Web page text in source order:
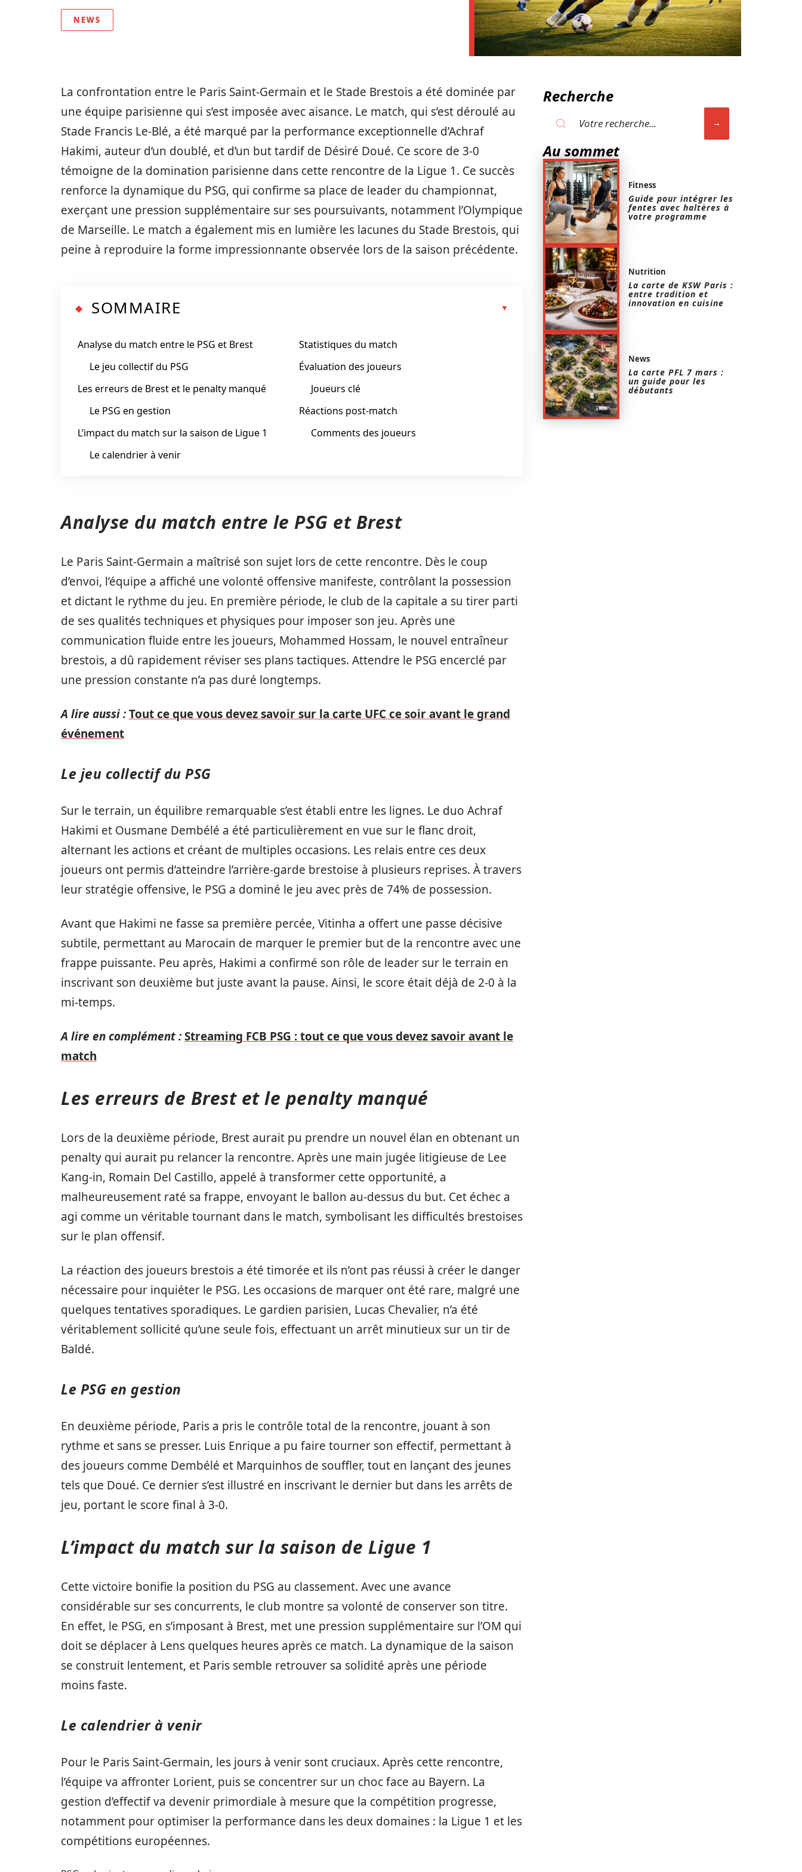
NEWS
La confrontation entre le Paris Saint-Germain et le Stade Brestois a été dominée par
une équipe parisienne qui s’est imposée avec aisance. Le match, qui s’est déroulé au
Stade Francis Le-Blé, a été marqué par la performance exceptionnelle d’Achraf
Hakimi, auteur d’un doublé, et d’un but tardif de Désiré Doué. Ce score de 3-0
témoigne de la domination parisienne dans cette rencontre de la Ligue 1. Ce succès
renforce la dynamique du PSG, qui confirme sa place de leader du championnat,
exerçant une pression supplémentaire sur ses poursuivants, notamment l’Olympique
de Marseille. Le match a également mis en lumière les lacunes du Stade Brestois, qui
peine à reproduire la forme impressionnante observée lors de la saison précédente.
SOMMAIRE
Analyse du match entre le PSG et Brest
Le jeu collectif du PSG
Les erreurs de Brest et le penalty manqué
Le PSG en gestion
L’impact du match sur la saison de Ligue 1
Le calendrier à venir
Statistiques du match
Évaluation des joueurs
Joueurs clé
Réactions post-match
Comments des joueurs
Analyse du match entre le PSG et Brest
Le Paris Saint-Germain a maîtrisé son sujet lors de cette rencontre. Dès le coup
d’envoi, l’équipe a affiché une volonté offensive manifeste, contrôlant la possession
et dictant le rythme du jeu. En première période, le club de la capitale a su tirer parti
de ses qualités techniques et physiques pour imposer son jeu. Après une
communication fluide entre les joueurs, Mohammed Hossam, le nouvel entraîneur
brestois, a dû rapidement réviser ses plans tactiques. Attendre le PSG encerclé par
une pression constante n’a pas duré longtemps.
A lire aussi :Tout ce que vous devez savoir sur la carte UFC ce soir avant le grand
événement
Le jeu collectif du PSG
Sur le terrain, un équilibre remarquable s’est établi entre les lignes. Le duo Achraf
Hakimi et Ousmane Dembélé a été particulièrement en vue sur le flanc droit,
alternant les actions et créant de multiples occasions. Les relais entre ces deux
joueurs ont permis d’atteindre l’arrière-garde brestoise à plusieurs reprises. À travers
leur stratégie offensive, le PSG a dominé le jeu avec près de 74% de possession.
Avant que Hakimi ne fasse sa première percée, Vitinha a offert une passe décisive
subtile, permettant au Marocain de marquer le premier but de la rencontre avec une
frappe puissante. Peu après, Hakimi a confirmé son rôle de leader sur le terrain en
inscrivant son deuxième but juste avant la pause. Ainsi, le score était déjà de 2-0 à la
mi-temps.
A lire en complément :Streaming FCB PSG : tout ce que vous devez savoir avant le
match
Les erreurs de Brest et le penalty manqué
Lors de la deuxième période, Brest aurait pu prendre un nouvel élan en obtenant un
penalty qui aurait pu relancer la rencontre. Après une main jugée litigieuse de Lee
Kang-in, Romain Del Castillo, appelé à transformer cette opportunité, a
malheureusement raté sa frappe, envoyant le ballon au-dessus du but. Cet échec a
agi comme un véritable tournant dans le match, symbolisant les difficultés brestoises
sur le plan offensif.
La réaction des joueurs brestois a été timorée et ils n’ont pas réussi à créer le danger
nécessaire pour inquiéter le PSG. Les occasions de marquer ont été rare, malgré une
quelques tentatives sporadiques. Le gardien parisien, Lucas Chevalier, n’a été
véritablement sollicité qu’une seule fois, effectuant un arrêt minutieux sur un tir de
Baldé.
Le PSG en gestion
En deuxième période, Paris a pris le contrôle total de la rencontre, jouant à son
rythme et sans se presser. Luis Enrique a pu faire tourner son effectif, permettant à
des joueurs comme Dembélé et Marquinhos de souffler, tout en lançant des jeunes
tels que Doué. Ce dernier s’est illustré en inscrivant le dernier but dans les arrêts de
jeu, portant le score final à 3-0.
L’impact du match sur la saison de Ligue 1
Cette victoire bonifie la position du PSG au classement. Avec une avance
considérable sur ses concurrents, le club montre sa volonté de conserver son titre.
En effet, le PSG, en s’imposant à Brest, met une pression supplémentaire sur l’OM qui
doit se déplacer à Lens quelques heures après ce match. La dynamique de la saison
se construit lentement, et Paris semble retrouver sa solidité après une période
moins faste.
Le calendrier à venir
Pour le Paris Saint-Germain, les jours à venir sont cruciaux. Après cette rencontre,
l’équipe va affronter Lorient, puis se concentrer sur un choc face au Bayern. La
gestion d’effectif va devenir primordiale à mesure que la compétition progresse,
notamment pour optimiser la performance dans les deux domaines : la Ligue 1 et les
compétitions européennes.
Recherche
Au sommet
Fitness
Guide pour intégrer les
fentes avec haltères à
votre programme
Nutrition
La carte de KSW Paris :
entre tradition et
innovation en cuisine
News
La carte PFL 7 mars :
un guide pour les
débutants